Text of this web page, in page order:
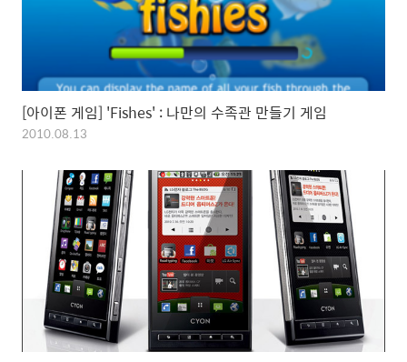
[아이폰 게임] 'Fishes' : 나만의 수족관 만들기 게임
2010.08.13